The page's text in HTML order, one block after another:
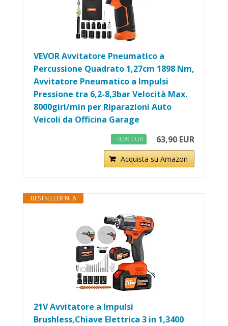
VEVOR Avvitatore Pneumatico a
Percussione Quadrato 1,27cm 1898 Nm,
Avvitatore Pneumatico a Impulsi
Pressione tra 6,2-8,3bar Velocità Max.
8000giri/min per Riparazioni Auto
Veicoli da Officina Garage
−4,09 EUR 63,90 EUR
Acquista su Amazon
BESTSELLER N. 8
21V Avvitatore a Impulsi
Brushless,Chiave Elettrica 3 in 1,3400